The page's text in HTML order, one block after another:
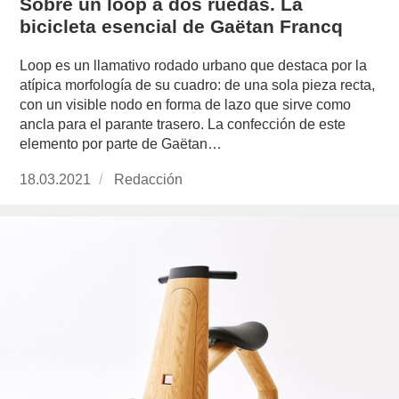
bicicleta esencial de Gaëtan Francq
Loop es un llamativo rodado urbano que destaca por la
atípica morfología de su cuadro: de una sola pieza recta,
con un visible nodo en forma de lazo que sirve como
ancla para el parante trasero. La confección de este
elemento por parte de Gaëtan…
Publicado
18.03.2021 https://www.experimenta.es/author/redaccion/
Redacción